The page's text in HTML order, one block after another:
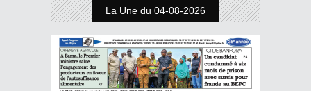
La Une du 04-08-2026